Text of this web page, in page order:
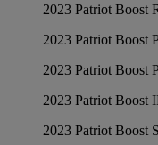
2023 Patriot Boost
2023 Patriot Boost
2023 Patriot Boost
2023 Patriot Boost
2023 Patriot Boost